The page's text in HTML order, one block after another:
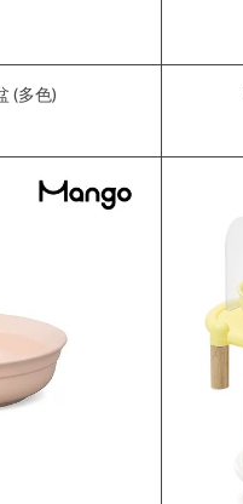
(多色)